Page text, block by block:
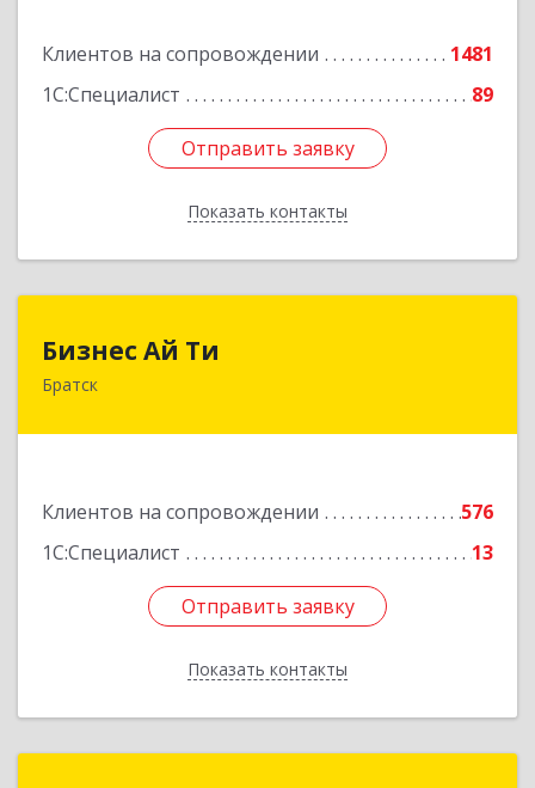
Клиентов на сопровождении
1481
1С:Специалист
89
Отправить заявку
Показать контакты
Отправить заявку
Назад
Бизнес Ай Ти
Братск
Клиентов на сопровождении
576
1С:Специалист
13
Отправить заявку
Показать контакты
665717, Иркутская обл, Братск г, Центральный
Отправить заявку
Назад